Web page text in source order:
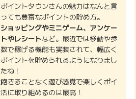
ポイントタウンさんの魅力はなんと言
っても豊富なポイントの貯め方。
ショッピングやミニゲーム、アンケー
トやレシートなど。最近では移動や歩
数で稼げる機能も実装されて、幅広く
ポイントを貯められるようになりまし
たね！
飽きることなく遊び感覚で楽しくポイ
活に取り組めるのは最高！